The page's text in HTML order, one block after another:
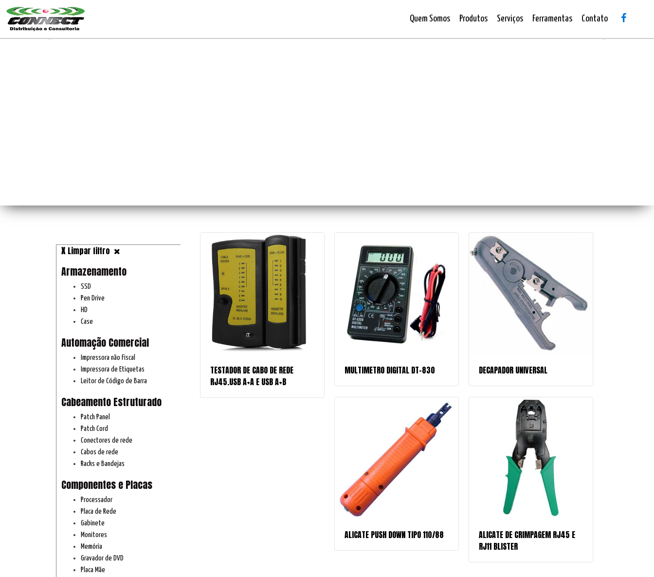
Quem Somos Produtos Serviços Ferramentas Contato
Previous Next
Limpar filtro
Armazenamento
SSD
Pen Drive
HD
Case
Automação Comercial
Impressora não Fiscal
Impressora de Etiquetas
Leitor de Código de Barra
Cabeamento Estruturado
Patch Panel
Patch Cord
Conectores de rede
Cabos de rede
Racks e Bandejas
Componentes e Placas
Processador
Placa de Rede
Gabinete
Monitores
Memória
Gravador de DVD
Placa Mãe
TESTADOR DE CABO DE REDE
RJ45.USB A+A E USB A+B
MULTIMETRO DIGITAL DT-830 DECAPADOR UNIVERSAL
ALICATE PUSH DOWN TIPO 110/88
ALICATE DE CRIMPAGEM RJ45 E
RJ11 BLISTER